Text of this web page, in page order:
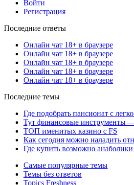
Войти
Регистрация
Последние ответы
Онлайн чат 18+ в браузере
Онлайн чат 18+ в браузере
Онлайн чат 18+ в браузере
Онлайн чат 18+ в браузере
Онлайн чат 18+ в браузере
Последние темы
Где подобрать пансионат с
Тут финансовые инструменты
ТОП именитых казино с FS
Как сегодня можно наладить
Где купить возможно анаболики
Самые популярные темы
Темы без ответов
Topics Freshness